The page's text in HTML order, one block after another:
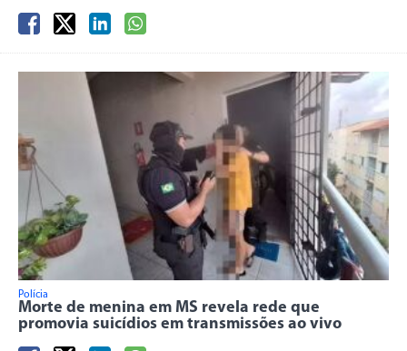
Polícia
Morte de menina em MS revela rede que
promovia suicídios em transmissões ao vivo